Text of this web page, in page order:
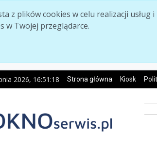
z plików cookies w celu realizacji
w Twojej przeglądarce.
2026, 16:51:19 Strona główna Kiosk